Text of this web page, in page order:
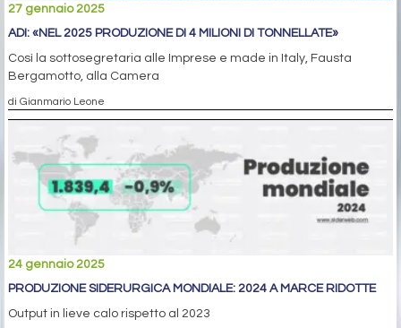
27 gennaio 2025
ADI: «NEL 2025 PRODUZIONE DI 4 MILIONI DI TONNELLATE»
Così la sottosegretaria alle Imprese e made in Italy, Fausta
Bergamotto, alla Camera
di Gianmario Leone
24 gennaio 2025
PRODUZIONE SIDERURGICA MONDIALE: 2024 A MARCE RIDOTTE
Output in lieve calo rispetto al 2023